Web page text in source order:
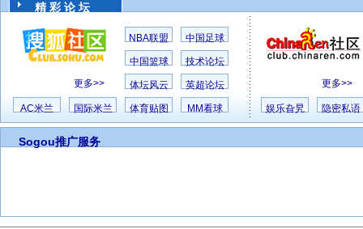
精 彩 论 坛
更多>>
NBA联盟 中国足球
中国篮球 技术论坛
体坛风云 英超论坛
AC米兰 国际米兰 体育贴图 MM看球
更多>>
娱乐旮旯 隐密私语
Sogou推广服务